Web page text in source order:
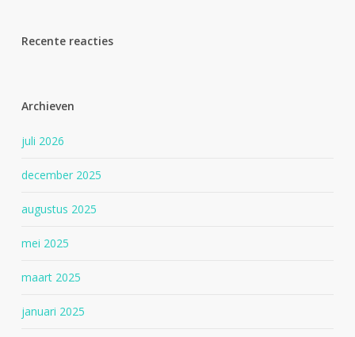
Recente reacties
Archieven
juli 2026
december 2025
augustus 2025
mei 2025
maart 2025
januari 2025